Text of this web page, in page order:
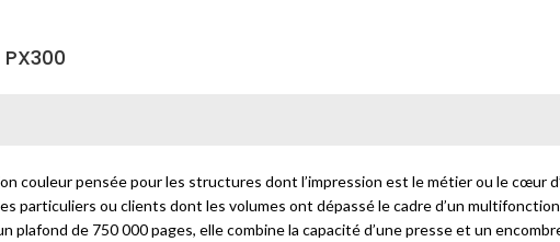
couleur pensée pour les structures dont l’impression est le métier ou le cœur
particuliers ou clients dont les volumes ont dépassé le cadre d’un
plafond de 750 000 pages, elle combine la capacité d’une presse et un